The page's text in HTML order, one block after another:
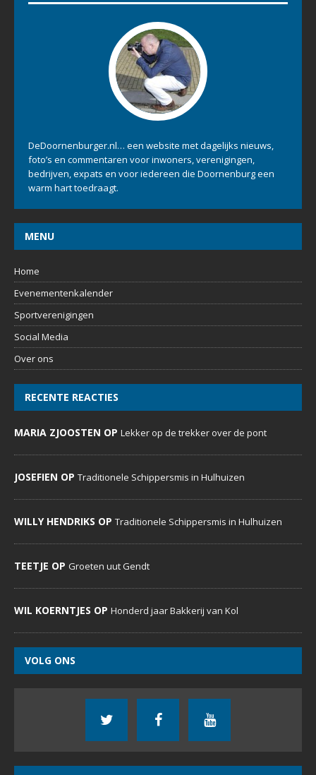
DeDoornenburger.nl… een website met dagelijks nieuws,
foto’s en commentaren voor inwoners, verenigingen,
bedrijven, expats en voor iedereen die Doornenburg een
warm hart toedraagt.
MENU
Home
Evenementenkalender
Sportverenigingen
Social Media
Over ons
RECENTE REACTIES
MARIA ZJOOSTEN OP Lekker op de trekker over de pont
JOSEFIEN OP Traditionele Schippersmis in Hulhuizen
WILLY HENDRIKS OP Traditionele Schippersmis in Hulhuizen
TEETJE OP Groeten uut Gendt
WIL KOERNTJES OP Honderd jaar Bakkerij van Kol
VOLG ONS